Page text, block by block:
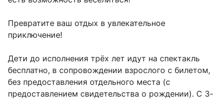
Превратите ваш отдых в увлекательное
приключение!
Дети до исполнения трёх лет идут на спектакль
бесплатно, в сопровождении взрослого с билетом,
без предоставления отдельного места (с
предоставлением свидетельства о рождении). С 3-